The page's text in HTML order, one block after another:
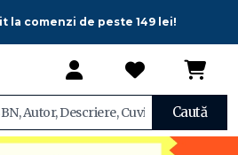
la comenzi de peste 149 lei!
Caută